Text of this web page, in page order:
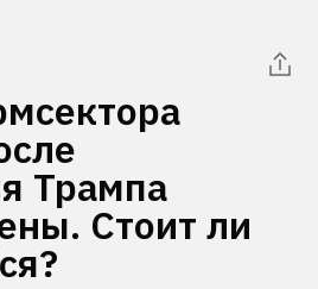
Трампа
Стоит ли